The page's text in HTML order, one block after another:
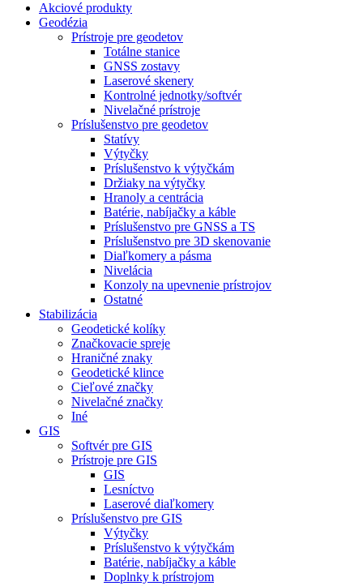
Akciové produkty
Geodézia
Prístroje pre geodetov
Totálne stanice
GNSS zostavy
Laserové skenery
Kontrolné jednotky/softvér
Nivelačné prístroje
Príslušenstvo pre geodetov
Statívy
Výtyčky
Príslušenstvo k výtyčkám
Držiaky na výtyčky
Hranoly a centrácia
Batérie, nabíjačky a káble
Príslušenstvo pre GNSS a TS
Príslušenstvo pre 3D skenovanie
Diaľkomery a pásma
Nivelácia
Konzoly na upevnenie prístrojov
Ostatné
Stabilizácia
Geodetické kolíky
Značkovacie spreje
Hraničné znaky
Geodetické klince
Cieľové značky
Nivelačné značky
Iné
GIS
Softvér pre GIS
Prístroje pre GIS
GIS
Lesníctvo
Laserové diaľkomery
Príslušenstvo pre GIS
Výtyčky
Príslušenstvo k výtyčkám
Batérie, nabíjačky a káble
Doplnky k prístrojom